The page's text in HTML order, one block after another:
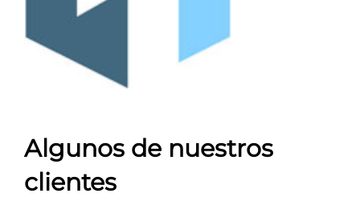
Algunos de nuestros
clientes